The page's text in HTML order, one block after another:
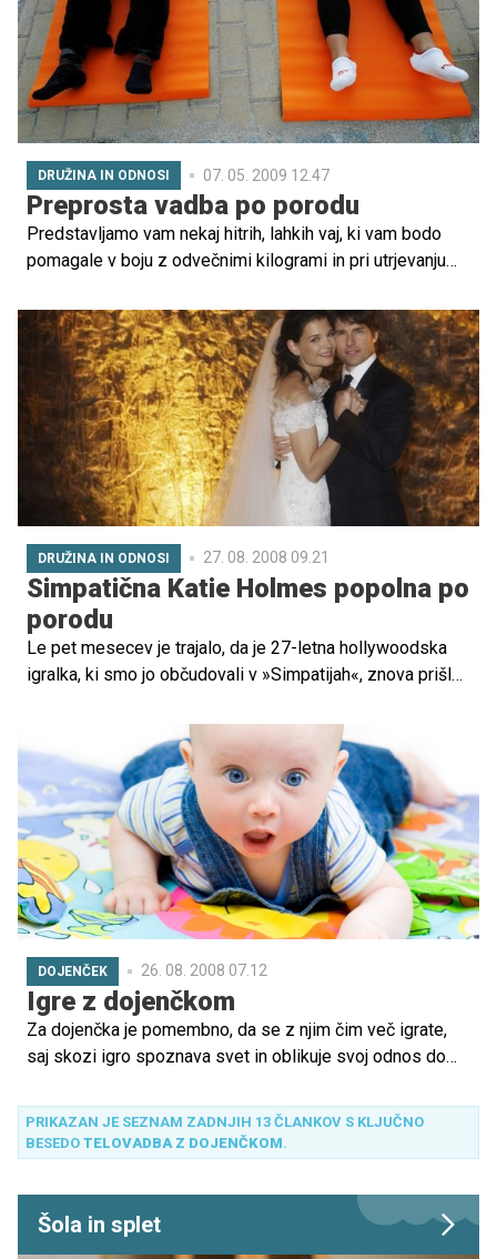
DRUŽINA IN ODNOSI 07. 05. 2009 12.47
Preprosta vadba po porodu
Predstavljamo vam nekaj hitrih, lahkih vaj, ki vam bodo
pomagale v boju z odvečnimi kilogrami in pri utrjevanju
dojenčka.
DRUŽINA IN ODNOSI 27. 08. 2008 09.21
Simpatična Katie Holmes popolna po
porodu
Le pet mesecev je trajalo, da je 27-letna hollywoodska
igralka, ki smo jo občudovali v »Simpatijah«, znova prišla
DOJENČEK 26. 08. 2008 07.12
Igre z dojenčkom
Za dojenčka je pomembno, da se z njim čim več igrate,
saj skozi igro spoznava svet in oblikuje svoj odnos do
PRIKAZAN JE SEZNAM ZADNJIH 13 ČLANKOV S KLJUČNO
BESEDO TELOVADBA Z DOJENČKOM.
Šola in splet